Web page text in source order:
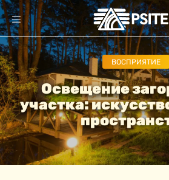
ВОСПРИЯТИЕ
Освещение
участка: